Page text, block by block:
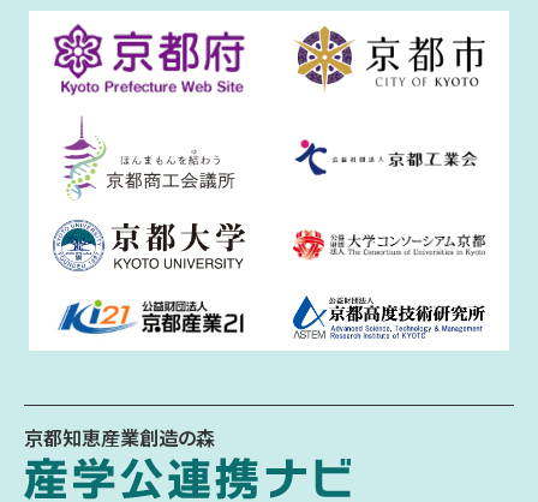
京都知恵産業創造の森